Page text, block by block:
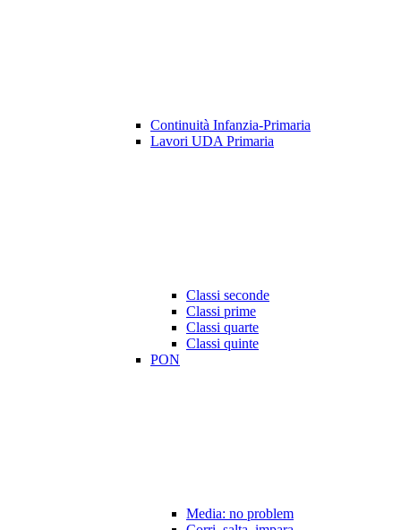
Continuità Infanzia-Primaria
Lavori UDA Primaria
Classi seconde
Classi prime
Classi quarte
Classi quinte
PON
Media: no problem